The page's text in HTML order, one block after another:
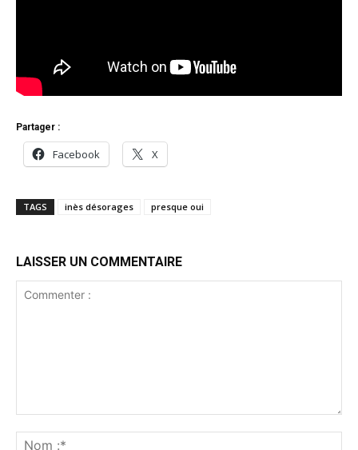
Partager :
Facebook X
TAGS inès désorages presque oui
LAISSER UN COMMENTAIRE